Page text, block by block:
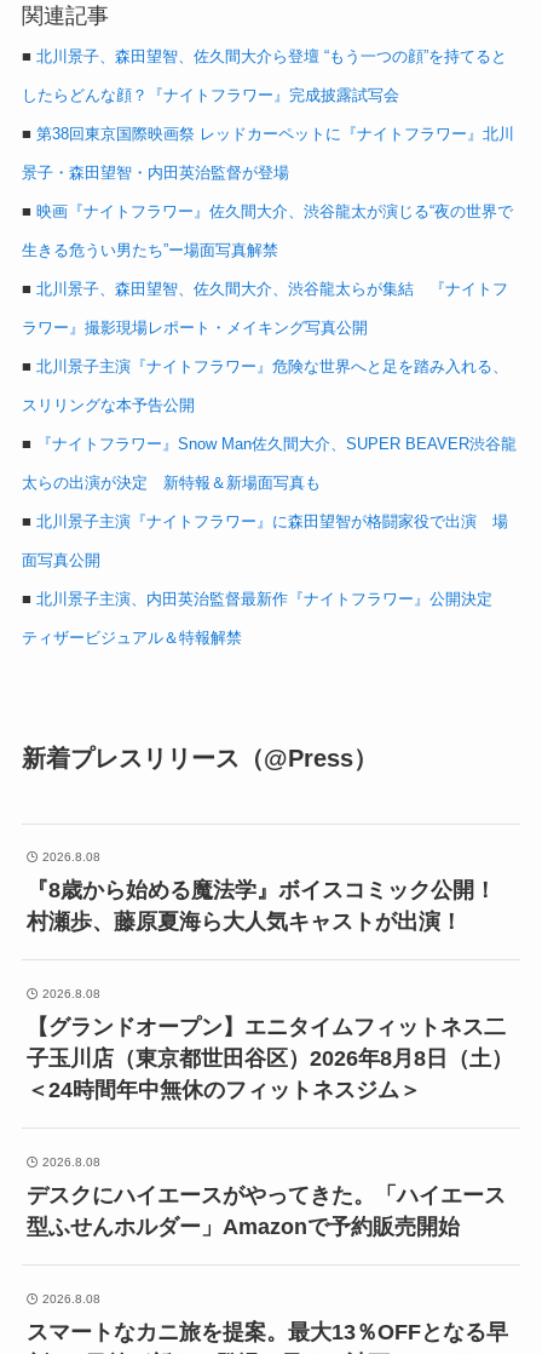
関連記事
■ 北川景子、森田望智、佐久間大介ら登壇 “もう一つの顔”を持てると
したらどんな顔？『ナイトフラワー』完成披露試写会
■ 第38回東京国際映画祭 レッドカーペットに『ナイトフラワー』北川
景子・森田望智・内田英治監督が登場
■ 映画『ナイトフラワー』佐久間大介、渋谷龍太が演じる“夜の世界で
生きる危うい男たち”ー場面写真解禁
■ 北川景子、森田望智、佐久間大介、渋谷龍太らが集結 『ナイトフ
ラワー』撮影現場レポート・メイキング写真公開
■ 北川景子主演『ナイトフラワー』危険な世界へと足を踏み入れる、
スリリングな本予告公開
■ 『ナイトフラワー』Snow Man佐久間大介、SUPER BEAVER渋谷龍
太らの出演が決定 新特報＆新場面写真も
■ 北川景子主演『ナイトフラワー』に森田望智が格闘家役で出演 場
面写真公開
■ 北川景子主演、内田英治監督最新作『ナイトフラワー』公開決定
ティザービジュアル＆特報解禁
新着プレスリリース（@Press）
2026.8.08
『8歳から始める魔法学』ボイスコミック公開！
村瀬歩、藤原夏海ら大人気キャストが出演！
2026.8.08
【グランドオープン】エニタイムフィットネス二
子玉川店（東京都世田谷区）2026年8月8日（土）
＜24時間年中無休のフィットネスジム＞
2026.8.08
デスクにハイエースがやってきた。「ハイエース
型ふせんホルダー」Amazonで予約販売開始
2026.8.08
スマートなカニ旅を提案。最大13％OFFとなる早